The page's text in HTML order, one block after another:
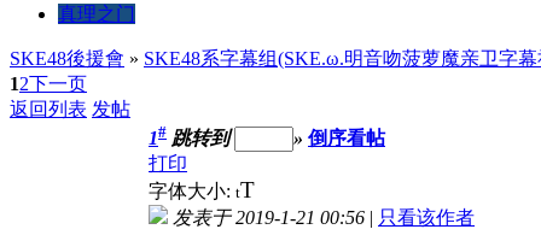
真理之门
SKE48後援會 » SKE48系字幕组(SKE.ω.明音吻菠萝魔亲卫字幕
12下一页
返回列表 发帖
1# 跳转到 » 倒序看帖
打印
字体大小: tT
发表于 2019-1-21 00:56 | 只看该作者